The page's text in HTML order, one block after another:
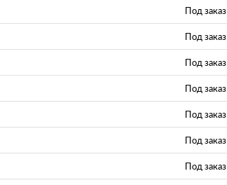
Под заказ
Под заказ
Под заказ
Под заказ
Под заказ
Под заказ
Под заказ